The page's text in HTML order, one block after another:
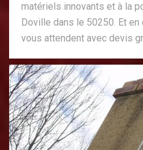
matériels innovants et à la
Doville dans le 50250. Et
vous attendent avec devis